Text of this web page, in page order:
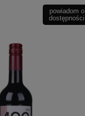
powiadom o
dostępności